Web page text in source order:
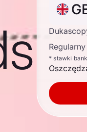
* stawki